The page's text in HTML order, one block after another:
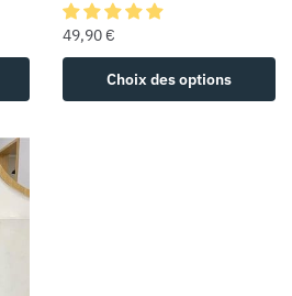
49,90€
Choix des options